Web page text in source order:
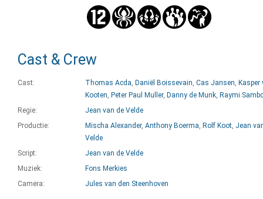
Cast & Crew
Cast: Thomas Acda, Daniël Boissevain, Cas Jansen, Kasper
Kooten, Peter Paul Muller, Danny de Munk, Raymi
Regie:
Jean van de Velde
Productie:
Mischa Alexander, Anthony Boerma, Rolf Koot, Jean
Velde
Script:
Jean van de Velde
Muziek:
Fons Merkies
Camera:
Jules van den Steenhoven